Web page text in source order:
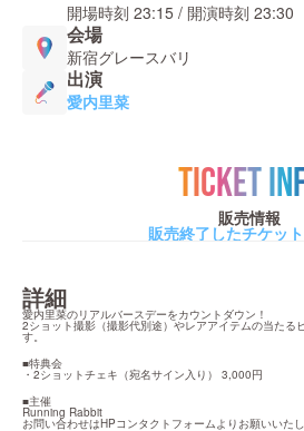
開場時刻 23:15 / 開演時刻 23:30
会場
新宿グレースバリ
出演
愛内里菜
TICKET
販売情報
販売終了したチケッ
詳細
愛内里菜のリアルバースデーをカウントダウン！
2ショット撮影（撮影代別途）やレアアイテムの当たる
す。
■特典会
・2ショットチェキ（宛名サイン入り） 3,000円
■主催
Running Rabbit
お問い合わせはHPコンタクトフォームよりお願いいた